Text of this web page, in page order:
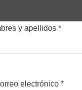
y apellidos *
electrónico *